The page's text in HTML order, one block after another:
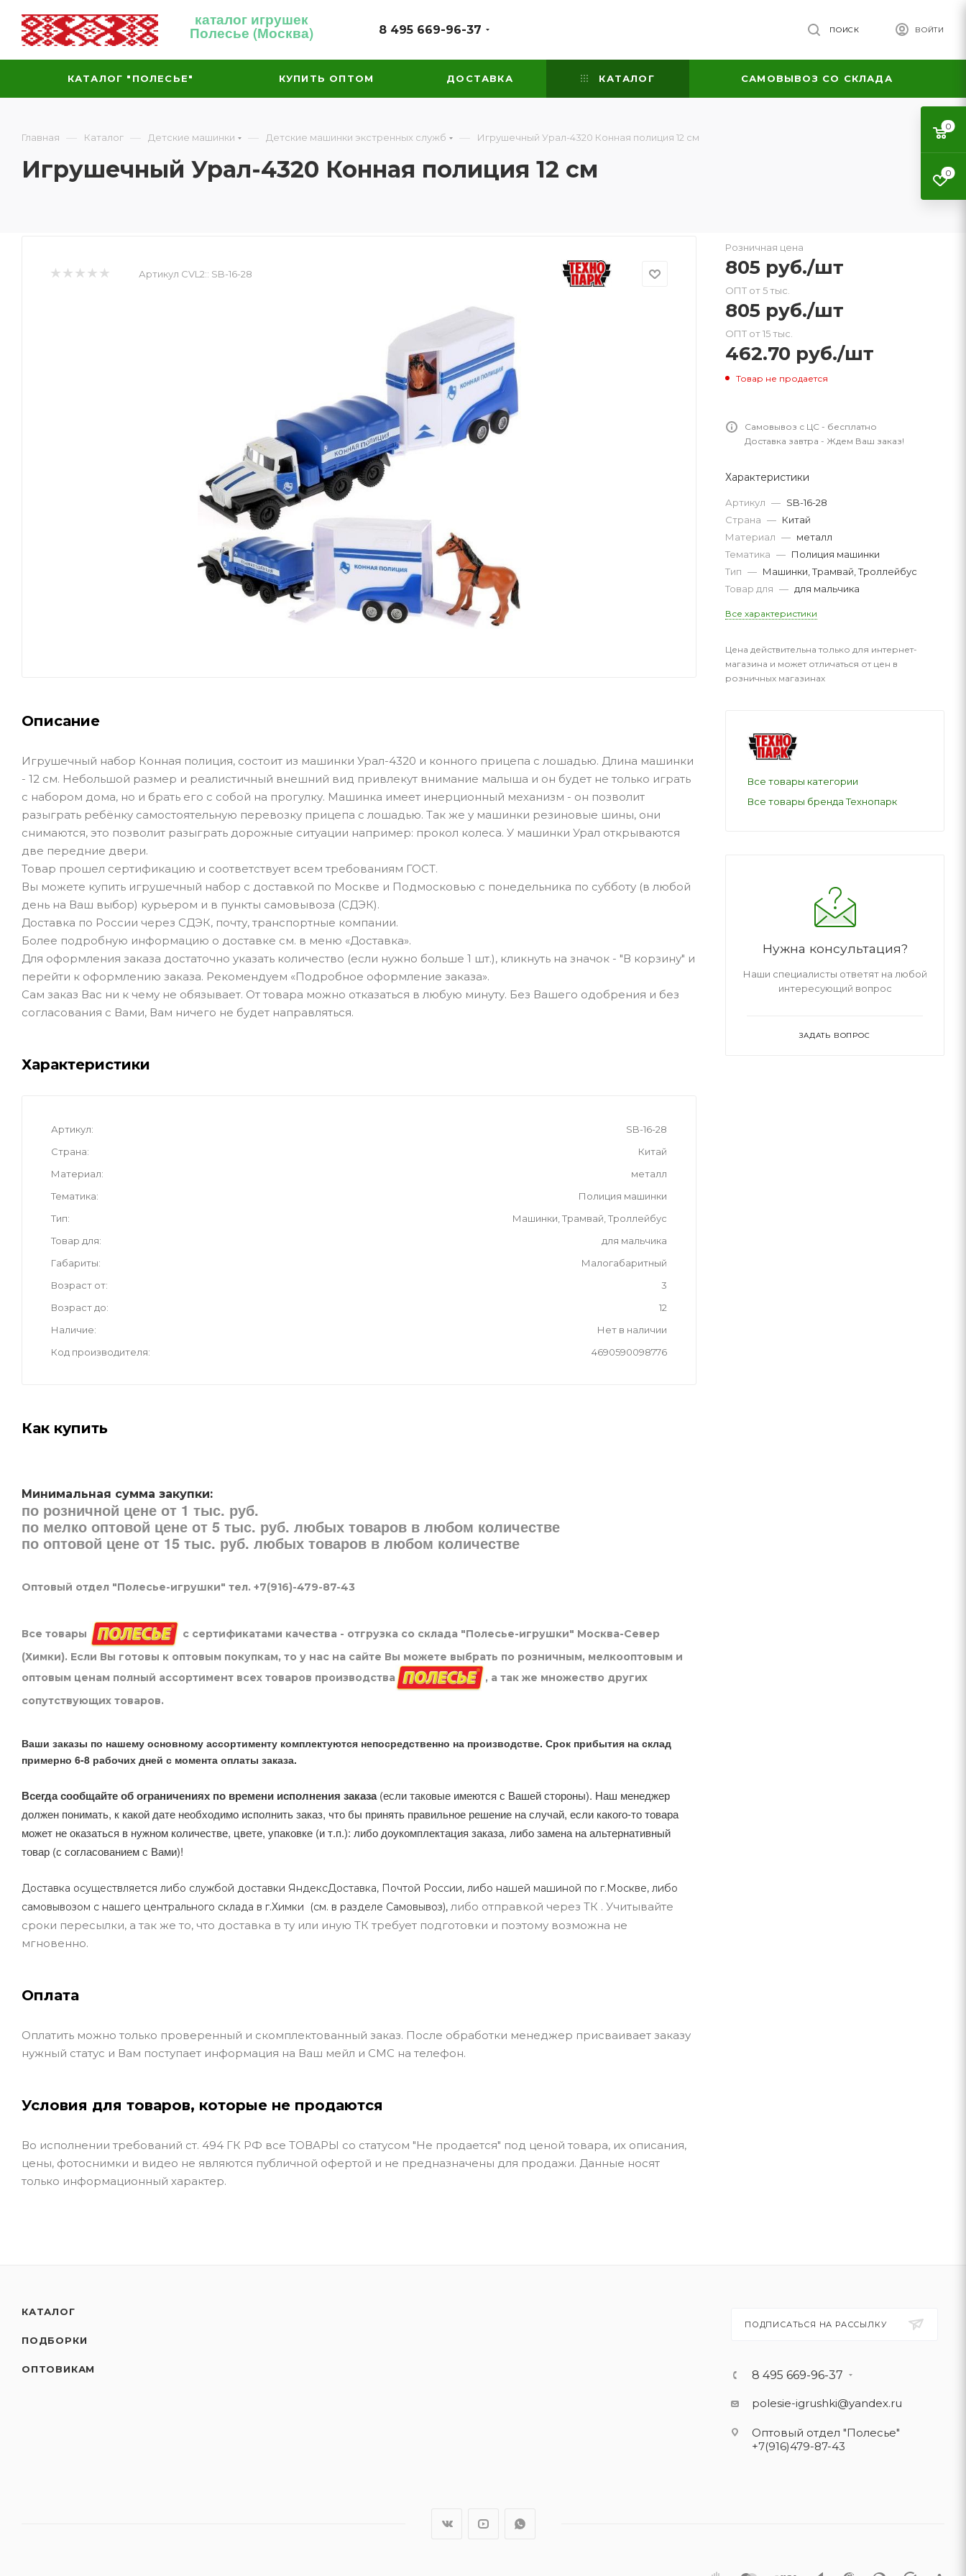
каталог игрушек
Полесье (Москва) 8 495 669-96-37 ВОЙТИ
ПОИСК
КАТАЛОГ "ПОЛЕСЬЕ" КУПИТЬ ОПТОМ ДОСТАВКА КАТАЛОГ САМОВЫВОЗ СО СКЛАДА
Главная — Каталог — Детские машинки — Детские машинки экстренных служб — Игрушечный Урал-4320 Конная полиция 12 см
Игрушечный Урал-4320 Конная полиция 12 см
Артикул CVL2:: SB-16-28
Описание
Игрушечный набор Конная полиция, состоит из машинки Урал-4320 и конного прицепа с лошадью. Длина машинки
- 12 см. Небольшой размер и реалистичный внешний вид привлекут внимание малыша и он будет не только играть
с набором дома, но и брать его с собой на прогулку. Машинка имеет инерционный механизм - он позволит
разыграть ребёнку самостоятельную перевозку прицепа с лошадью. Так же у машинки резиновые шины, они
снимаются, это позволит разыграть дорожные ситуации например: прокол колеса. У машинки Урал открываются
две передние двери.
Товар прошел сертификацию и соответствует всем требованиям ГОСТ.
Вы можете купить игрушечный набор с доставкой по Москве и Подмосковью с понедельника по субботу (в любой
день на Ваш выбор) курьером и в пункты самовывоза (СДЭК).
Доставка по России через СДЭК, почту, транспортные компании.
Более подробную информацию о доставке см. в меню «Доставка».
Для оформления заказа достаточно указать количество (если нужно больше 1 шт.), кликнуть на значок - "В корзину" и
перейти к оформлению заказа. Рекомендуем «Подробное оформление заказа».
Сам заказ Вас ни к чему не обязывает. От товара можно отказаться в любую минуту. Без Вашего одобрения и без
согласования с Вами, Вам ничего не будет направляться.
Характеристики
Артикул
SB-16-28
Страна
Китай
Материал
металл
Тематика
Полиция машинки
Тип
Машинки, Трамвай, Троллейбус
Товар для
для мальчика
Габариты
Малогабаритный
Возраст от
3
Возраст до
12
Наличие
Нет в наличии
Код производителя
4690590098776
Как купить
Минимальная сумма закупки:
по розничной цене от 1 тыс. руб.
по мелко оптовой цене от 5 тыс. руб. любых товаров в любом количестве
по оптовой цене от 15 тыс. руб. любых товаров в любом количестве
Оптовый отдел "Полесье-игрушки" тел. +7(916)-479-87-43
Все товары
с сертификатами качества - отгрузка со склада "Полесье-игрушки" Москва-Север
(Химки). Если Вы готовы к оптовым покупкам, то у нас на сайте Вы можете выбрать по розничным, мелкооптовым и
оптовым ценам полный ассортимент всех товаров производства
, а так же множество других
сопутствующих товаров.
Ваши заказы по нашему основному ассортименту комплектуются непосредственно на производстве. Срок прибытия на склад
примерно 6-8 рабочих дней с момента оплаты заказа.
Всегда сообщайте об ограничениях по времени исполнения заказа(если таковые имеются с Вашей стороны). Наш менеджер
должен понимать, к какой дате необходимо исполнить заказ, что бы принять правильное решение на случай, если какого-то товара
может не оказаться в нужном количестве, цвете, упаковке (и т.п.): либо доукомплектация заказа, либо замена на альтернативный
товар (с согласованием с Вами)!
Доставка осуществляется либо службой доставки ЯндексДоставка, Почтой России, либо нашей машиной по г.Москве, либо
самовывозом с нашего центрального склада в г.Химки (см. в разделе Самовывоз), либо отправкой через ТК . Учитывайте
сроки пересылки, а так же то, что доставка в ту или иную ТК требует подготовки и поэтому возможна не
мгновенно.
Оплата
Оплатить можно только проверенный и скомплектованный заказ. После обработки менеджер присваивает заказу
нужный статус и Вам поступает информация на Ваш мейл и СМС на телефон.
Условия для товаров, которые не продаются
Во исполнении требований ст. 494 ГК РФ все ТОВАРЫ со статусом "Не продается" под ценой товара, их описания,
цены, фотоснимки и видео не являются публичной офертой и не предназначены для продажи. Данные носят
только информационный характер.
Розничная цена
805 руб./шт
ОПТ от 5 тыс.
805 руб./шт
ОПТ от 15 тыс.
462.70 руб./шт
Товар не продается
Самовывоз с ЦС - бесплатно
Доставка завтра - Ждем Ваш заказ!
Характеристики
Артикул — SB-16-28
Страна — Китай
Материал — металл
Тематика — Полиция машинки
Тип — Машинки, Трамвай, Троллейбус
Товар для — для мальчика
Все характеристики
Цена действительна только для интернет-
магазина и может отличаться от цен в
розничных магазинах
Все товары категории
Все товары бренда Технопарк
Нужна консультация?
Наши специалисты ответят на любой
интересующий вопрос
ЗАДАТЬ ВОПРОС
КАТАЛОГ
ПОДБОРКИ
ОПТОВИКАМ
ПОДПИСАТЬСЯ НА РАССЫЛКУ
8 495 669-96-37
polesie-igrushki@yandex.ru
Оптовый отдел "Полесье"
+7(916)479-87-43
0
0